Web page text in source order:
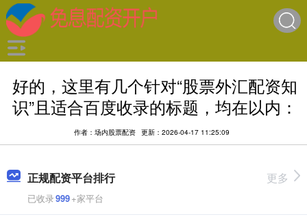
好的，这里有几个针对“股票外汇配资知
识”且适合百度收录的标题，均在以内：
作者：场内股票配资 更新：2026-04-17 11:25:09
正规配资平台排行
已收录999+家平台
更多